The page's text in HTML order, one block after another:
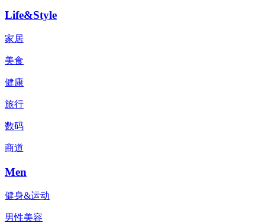
Life&Style
家居
美食
健康
旅行
数码
商道
Men
健身&运动
男性美容